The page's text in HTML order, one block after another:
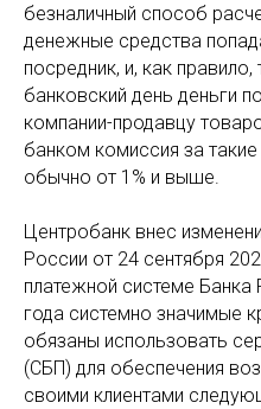
безналичный способ
денежные средства
посредник, и, как
банковский день деньги
компании-продавцу
банком комиссия за
обычно от 1% и выше.
Центробанк внес
России от 24 сентября
платежной системе Банка
года системно значимые
обязаны использовать
(СБП) для обеспечения
своими клиентами